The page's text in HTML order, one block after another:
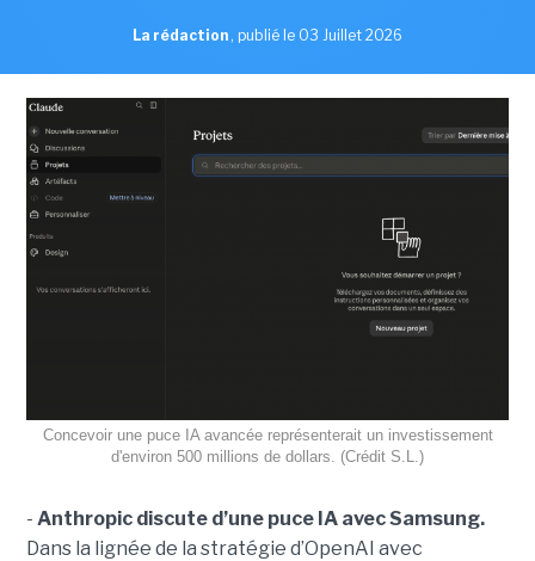
La rédaction , publié le 03 Juillet 2026
Concevoir une puce IA avancée représenterait un investissement
d'environ 500 millions de dollars. (Crédit S.L.)
- Anthropic discute d’une puce IA avec Samsung.
Dans la lignée de la stratégie d’OpenAI avec